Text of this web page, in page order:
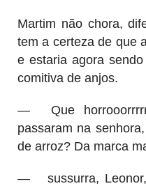
Martim não chora,
tem a certeza de que
e estaria agora
comitiva de anjos.
—
Que
passaram na
de arroz? Da marca
—
sussurra,